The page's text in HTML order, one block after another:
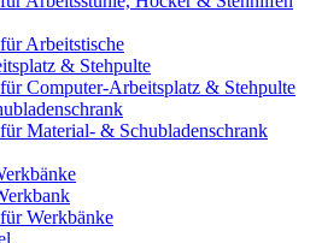
Arbeitstische
& Stehpulte
Computer-Arbeitsplatz & Stehpulte
Material- & Schubladenschrank
Werkbänke